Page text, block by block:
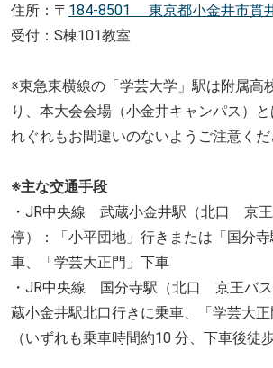
住所：〒 184-8501 東京都小金井市貫
受付：S棟101教室
※東急東横線の「学芸大学」駅は附属高
り、 本大会会場（小金井キャンパス）と
れぐれもお間違いのないようご注意くだ
※主な交通手段
・JR中央線 武蔵小金井駅（北口 京王
停）：「小平団地」行きまたは「国分寺
車、「学芸大正門」下車
・JR中央線 国分寺駅（北口 京王バ
蔵小金井駅北口行きに乗車、「学芸大
（いずれも乗車時間約10 分、下車後徒